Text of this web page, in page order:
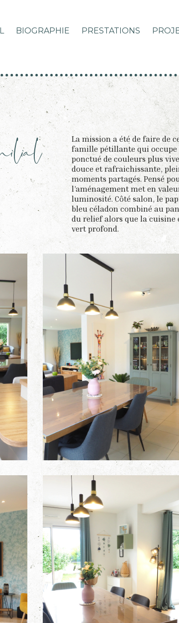
BIOGRAPHIE PRESTATIONS
La mission a été de faire de
famille pétillante qui occupe
ponctué de couleurs plus
douce et rafraichissante,
moments partagés. Pensé
l’aménagement met en
luminosité. Côté salon, le
bleu céladon combiné au
du relief alors que la cuisine
vert profond.